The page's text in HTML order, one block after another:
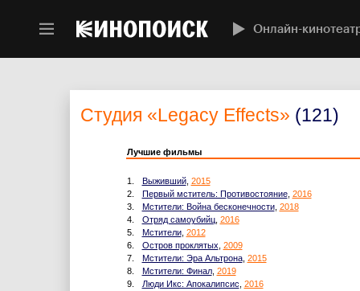
Онлайн-
Студия «Legacy Effects» (121)
Лучшие фильмы
1. Выживший, 2015
2.
Первый мститель: Противостояние, 2016
3.
Мстители: Война бесконечности, 2018
4.
Отряд самоубийц, 2016
5.
Мстители, 2012
6.
Остров проклятых 2009
7.
Мстители: Эра Альтрона, 2015
8.
Мстители: Финал, 2019
9.
Люди Икс: Апокалипсис 2016